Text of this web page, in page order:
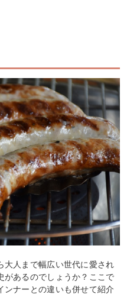
大人まで幅広い世代に愛され
があるのでしょうか？ここで
ンナーとの違いも併せて紹介